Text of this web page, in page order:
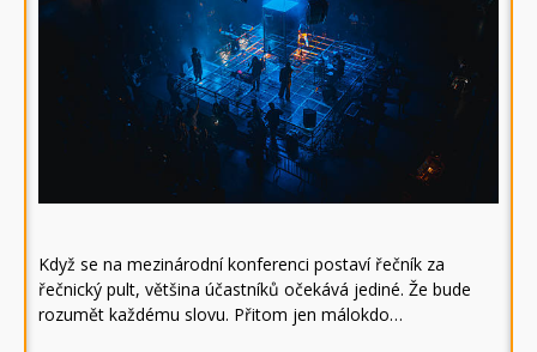
Když se na mezinárodní konferenci postaví řečník za
řečnický pult, většina účastníků očekává jediné. Že bude
rozumět každému slovu. Přitom jen málokdo…